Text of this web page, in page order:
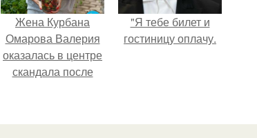
Жена Курбана
Омарова Валерия
оказалась в центре
скандала после
её
"Я тебе билет и
гостиницу оплачу.